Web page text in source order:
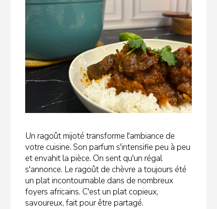
Un ragoût mijoté transforme l'ambiance de
votre cuisine. Son parfum s'intensifie peu à peu
et envahit la pièce. On sent qu'un régal
s'annonce. Le ragoût de chèvre a toujours été
un plat incontournable dans de nombreux
foyers africains. C'est un plat copieux,
savoureux, fait pour être partagé.